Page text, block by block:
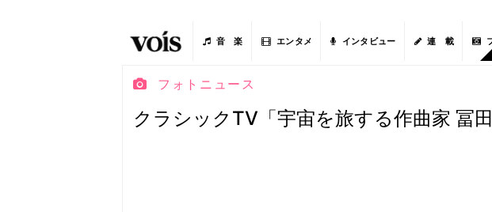
音 楽 エンタメ インタビュー 連 載
フォトニュース
クラシックTV「宇宙を旅する作曲家 冨田